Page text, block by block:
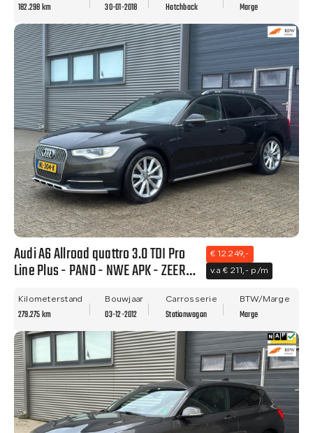
182.298 km 30-01-2018 Hatchback Marge
Audi A6 Allroad quattro 3.0 TDI Pro
Line Plus - PANO - NWE APK - ZEER
€ 12.249,-
v.a € 211,- p/m
Kilometerstand
279.275 km
Bouwjaar
03-12-2012
Carrosserie
Stationwagon
BTW/Marge
Marge